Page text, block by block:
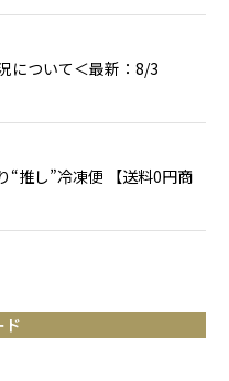
について＜最新：8/3
“推し”冷凍便 【送料0円商
ド